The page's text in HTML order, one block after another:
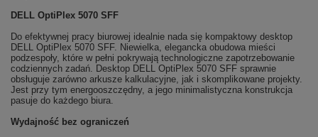
DELL OptiPlex 5070 SFF
Do efektywnej pracy biurowej idealnie nada się kompaktowy desktop
DELL OptiPlex 5070 SFF. Niewielka, elegancka obudowa mieści
podzespoły, które w pełni pokrywają technologiczne zapotrzebowanie
codziennych zadań. Desktop DELL OptiPlex 5070 SFF sprawnie
obsługuje zarówno arkusze kalkulacyjne, jak i skomplikowane projekty.
Jest przy tym energooszczędny, a jego minimalistyczna konstrukcja
pasuje do każdego biura.
Wydajność bez ograniczeń